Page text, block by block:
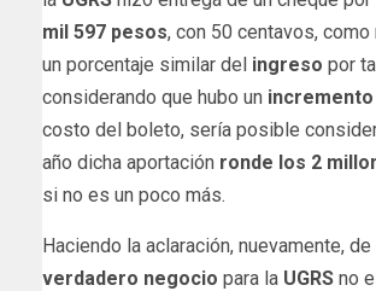
mil 597 pesos, con 50 centavos,
un porcentaje similar del ingreso por
considerando que hubo un incremento
costo del boleto, sería posible
año dicha aportación ronde los 2
si no es un poco más.
Haciendo la aclaración, nuevamente, de
verdadero negocio para la UGRS no